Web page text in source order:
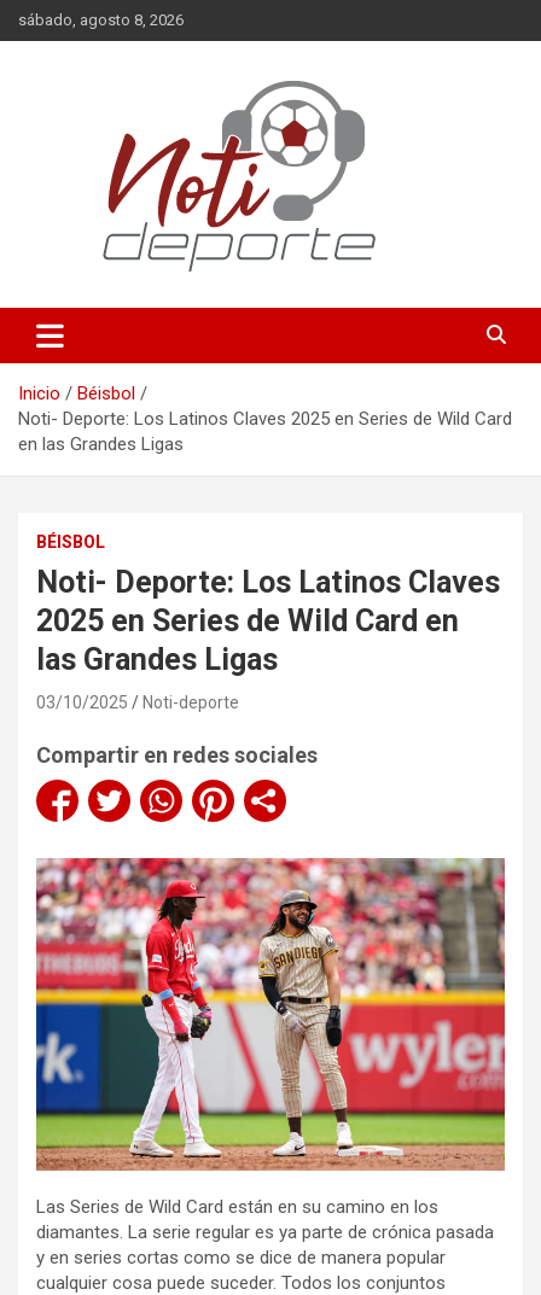
Saltar
al
sábado, agosto 8, 2026
Noti-Deporte
Inicio
Béisbol
Noti- Deporte: Los Latinos Claves 2025 en Series de Wild Card
en las Grandes Ligas
BÉISBOL
Noti- Deporte: Los Latinos Claves
2025 en Series de Wild Card en
las Grandes Ligas
03/10/2025 Noti-deporte
Compartir en redes sociales
Las Series de Wild Card están en su camino en los
diamantes. La serie regular es ya parte de crónica pasada
y en series cortas como se dice de manera popular
cualquier cosa puede suceder. Todos los conjuntos